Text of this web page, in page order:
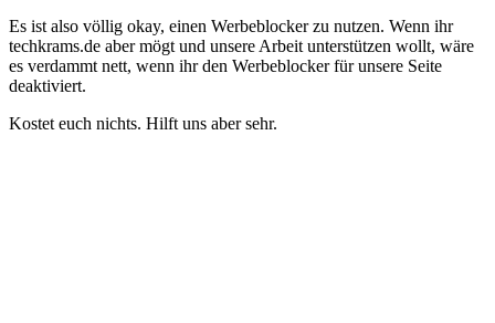
Es ist also völlig okay, einen Werbeblocker zu nutzen. Wenn ihr
techkrams.de aber mögt und unsere Arbeit unterstützen wollt, wäre
es verdammt nett, wenn ihr den Werbeblocker für unsere Seite
deaktiviert.
Kostet euch nichts. Hilft uns aber sehr.